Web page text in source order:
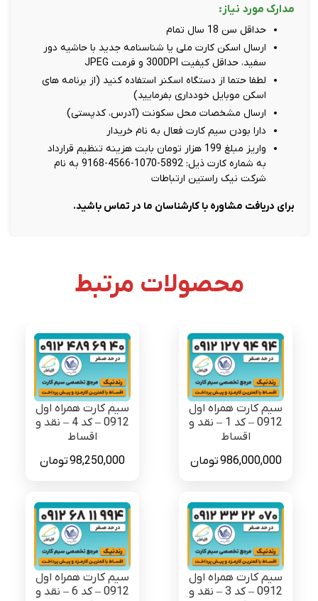
مدارک مورد نیاز:
حداقل سن 18 سال تمام
ارسال اسکن کارت ملی یا شناسنامه جدید با حاشیه دور
سفید، حداقل کیفیت 300DPI و فرمت JPEG
لطفا حتما از دستگاه اسکنر استفاده کنید (از برنامه های
اسکن موبایل خودداری بفرمایید)
ارسال مشخصات محل سکونت (آدرس، کدپستی)
دارا بودن سیم کارت فعال به نام خریدار
واریز مبلغ 199 هزار تومان بابت هزینه تنظیم قرارداد
به شماره کارت ذیل: 5892-1070-4566-9168 به نام
شرکت نیک راستین ارتباطات
برای دریافت مشاوره با کارشناسان ما در تماس باشید.
محصولات مرتبط
سیم کارت همراه اول
0912 – کد 1 – نقد و
اقساط
986,000,000تومان
سیم کارت همراه اول
0912 – کد 4 – نقد و
اقساط
98,250,000تومان
سیم کارت همراه اول
0912 – کد 3 – نقد و
سیم کارت همراه اول
0912 – کد 6 – نقد و